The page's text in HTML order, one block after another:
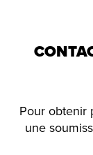
Pour obtenir
une